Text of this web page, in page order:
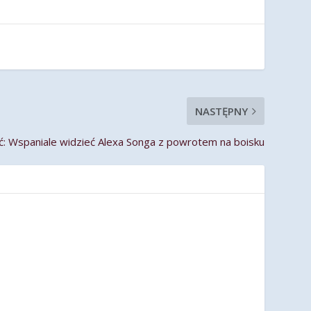
NASTĘPNY
Wspaniale widzieć Alexa Songa z powrotem na boisku